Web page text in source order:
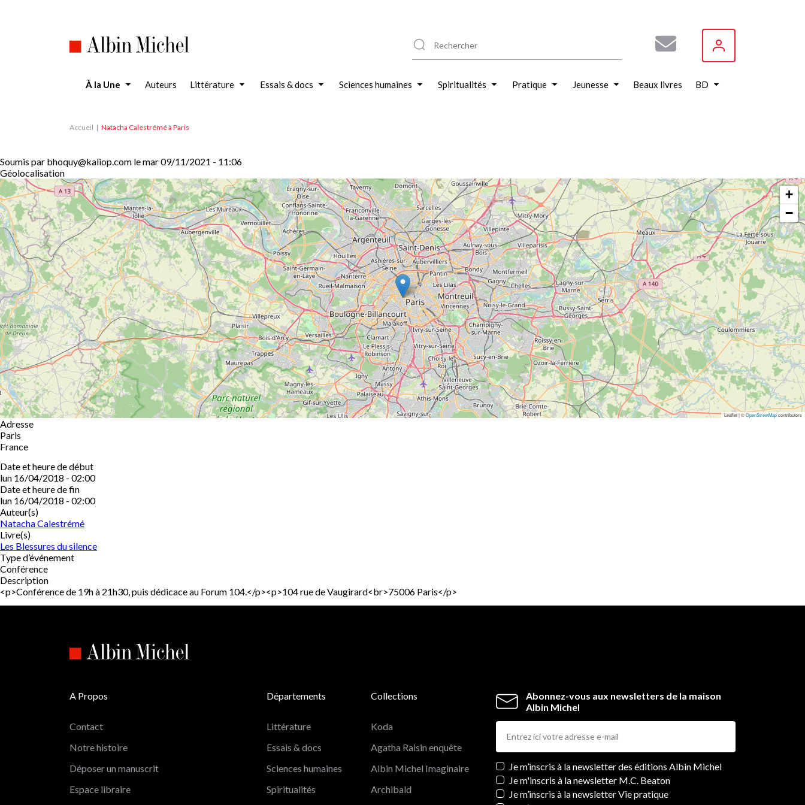
À la Une Auteurs Littérature Essais & docs Sciences humaines Spiritualités Pratique Jeunesse Beaux livres BD
Accueil Natacha Calestrémé à Paris
Soumis par bhoquy@kaliop.com lemar 09/11/2021 - 11:06
Géolocalisation
+
−
Leaflet | ©OpenStreetMapcontributors
Adresse
Paris
France
Date et heure de début
lun 16/04/2018 - 02:00
Date et heure de fin
lun 16/04/2018 - 02:00
Auteur(s)
Natacha Calestrémé
Livre(s)
Les Blessures du silence
Type d’événement
Conférence
Description
<p>Conférence de 19h à 21h30, puis dédicace au Forum 104.</p><p>104 rue de Vaugirard<br>75006 Paris</p>
Abonnez-vous aux newsletters de la maison
Albin Michel
Newsletters
Je m’inscris à la newsletter des éditions Albin Michel
Je m'inscris à la newsletter M.C. Beaton
Je m’inscris à la newsletter Vie pratique
A Propos
Contact
Notre histoire
Déposer un manuscrit
Espace libraire
Départements
Littérature
Essais & docs
Sciences humaines
Spiritualités
Collections
Koda
Agatha Raisin enquête
Albin Michel Imaginaire
Archibald